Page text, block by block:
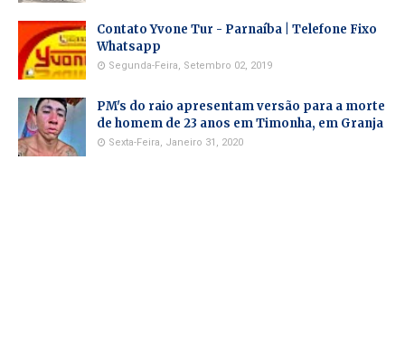
Contato Yvone Tur - Parnaíba | Telefone Fixo
Whatsapp
Segunda-Feira, Setembro 02, 2019
PM's do raio apresentam versão para a morte
de homem de 23 anos em Timonha, em Granja
Sexta-Feira, Janeiro 31, 2020